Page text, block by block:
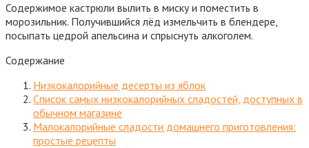
Содержимое кастрюли вылить в миску и поместить в
морозильник. Получившийся лёд измельчить в блендере,
посыпать цедрой апельсина и спрыснуть алкоголем.
Содержание
Низкокалорийные десерты из яблок
Список самых низкокалорийных сладостей, доступных в
обычном магазине
Малокалорийные сладости домашнего приготовления:
простые рецепты